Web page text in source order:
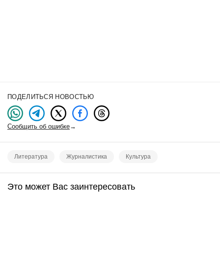
ПОДЕЛИТЬСЯ НОВОСТЬЮ
Сообщить об ошибке→
Литература Журналистика Культура
Это может Вас заинтересовать